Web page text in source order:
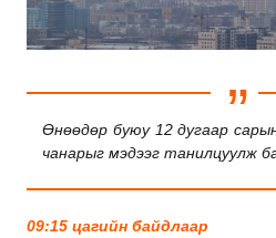
Өнөөдөр буюу 12 дугаар
чанарыг мэдээг танилцуулж
09:15 цагийн байдлаар